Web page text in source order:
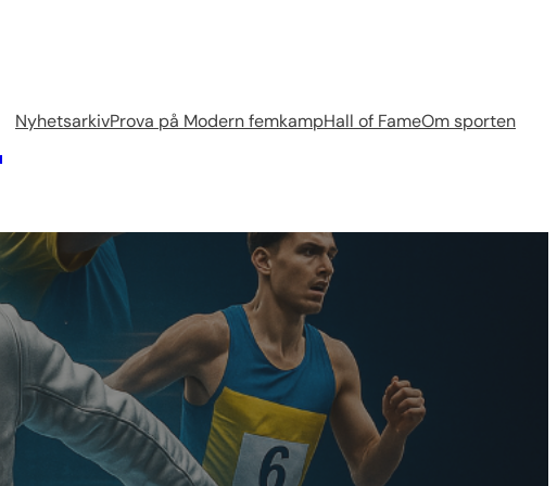
NyhetsarkivProva på Modern femkampHall of FameOm sporten